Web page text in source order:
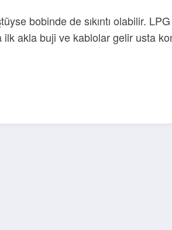
bobinde de sıkıntı olabilir.
ilk akla buji ve kablolar gelir usta